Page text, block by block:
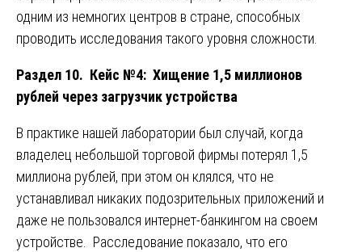
одним из немногих центров в стране, способных
проводить исследования такого уровня сложности.
Раздел 10. Кейс №4: Хищение 1,5 миллионов
рублей через загрузчик устройства
В практике нашей лаборатории был случай, когда
владелец небольшой торговой фирмы потерял 1,5
миллиона рублей, при этом он клялся, что не
устанавливал никаких подозрительных приложений и
даже не пользовался интернет-банкингом на своем
устройстве. Расследование показало, что его